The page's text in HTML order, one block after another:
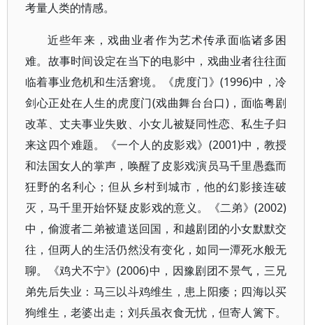
考量人类的情感。
近些年来，戏曲业者作为艺术传承面临诸多困
难。故事时间设定在当下的电影中，戏曲业者往往面
临着事业危机和生活窘境。《虎度门》(1996)中，冷
剑心正处在人生的虎度门(戏曲舞台台口)，面临粤剧
改革、丈夫事业失败、小女儿被疑同性恋、私生子归
来这四个难题。《一个人的皮影戏》(2001)中，教授
和法国女人的掌声，唤醒了皮影戏演员马千里愚蠢而
狂野的名利心；但从乡村到城市，他的幻影接连破
灭，马千里开始怀疑皮影戏的意义。《二弟》(2002)
中，偷渡者二弟被遣送回国，和越剧团的小女默默交
往，但两人的生活仍然没有变化，如同一潭死水般无
聊。《鸡犬不宁》(2006)中，因豫剧团不景气，三兄
弟先后失业：马三以斗鸡维生，患上阳痿；四海以买
狗维生，老婆出走；刘兵虽衣食无忧，但寄人篱下。